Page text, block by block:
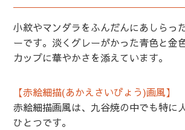
小紋やマンダラをふんだんにあしらっ
ーです。淡くグレーがかった青色と金
カップに華やかさを添えています。
【赤絵細描(あかえさいびょう)画風】
赤絵細描画風は、九谷焼の中でも特に
ひとつです。